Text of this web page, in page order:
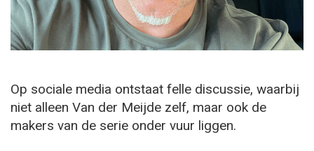
Op sociale media ontstaat felle discussie, waarbij
niet alleen Van der Meijde zelf, maar ook de
makers van de serie onder vuur liggen.